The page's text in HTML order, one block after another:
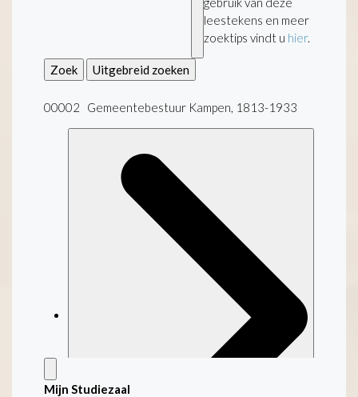
leestekens en meer
zoektips vindt u hier.
Zoek Uitgebreid zoeken
00002 Gemeentebestuur Kampen, 1813-1933
Mijn Studiezaal